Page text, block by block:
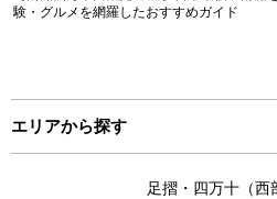
験・グルメを網羅したおすすめガイド
エリアから探す
足摺・四万十（西